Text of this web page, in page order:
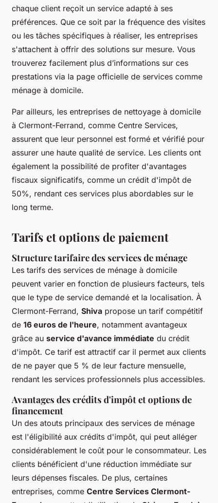
chaque client reçoit un service adapté à ses
préférences. Que ce soit par la fréquence des visites
ou les tâches spécifiques à réaliser, les entreprises
s'attachent à offrir des solutions sur mesure. Vous
trouverez facilement plus d’informations sur ces
prestations via la page officielle de services comme
ménage à domicile.
Par ailleurs, les entreprises de nettoyage à domicile
à Clermont-Ferrand, comme Centre Services,
assurent que leur personnel est formé et vérifié pour
assurer une haute qualité de service. Les clients ont
également la possibilité de profiter d'avantages
fiscaux significatifs, comme un crédit d'impôt de
50%, rendant ces services plus abordables sur le
long terme.
Tarifs et options de paiement
Structure tarifaire des services de ménage
Les tarifs des services de ménage à domicile
peuvent varier en fonction de plusieurs facteurs, tels
que le type de service demandé et la localisation. À
Clermont-Ferrand, Shiva propose un tarif compétitif
de 16 euros de l'heure, notamment avantageux
grâce au service d'avance immédiate du crédit
d'impôt. Ce tarif est attractif car il permet aux clients
de ne payer que 5 % de leur facture mensuelle,
rendant les services professionnels plus accessibles.
Avantages des crédits d'impôt et options de
financement
Un des atouts principaux des services de ménage
est l'éligibilité aux crédits d'impôt, qui peut alléger
considérablement le coût pour le consommateur. Les
clients bénéficient d'une réduction immédiate sur
leurs dépenses fiscales. De plus, certaines
entreprises, comme Centre Services Clermont-